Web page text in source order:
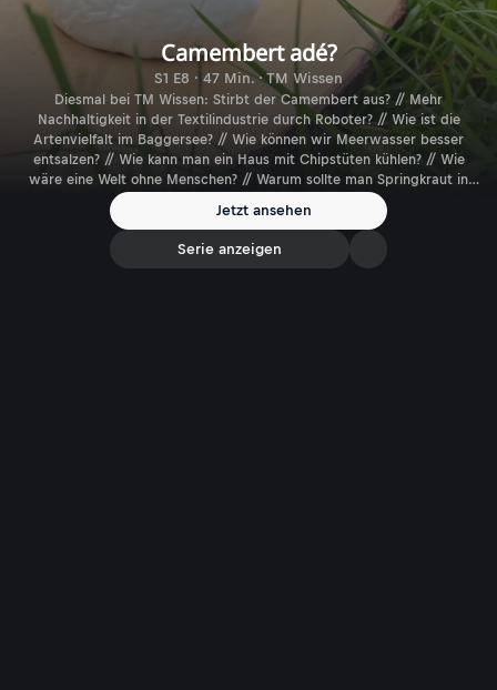
Camembert adé?
S1 E8 · 47 Min. · TM Wissen
Diesmal bei TM Wissen: Stirbt der Camembert aus? // Mehr
Nachhaltigkeit in der Textilindustrie durch Roboter? // Wie ist die
Artenvielfalt im Baggersee? // Wie können wir Meerwasser besser
entsalzen? // Wie kann man ein Haus mit Chipstüten kühlen? // Wie
wäre eine Welt ohne Menschen? // Warum sollte man Springkraut in
Ruhe lassen? // Warum bringt das vierblättrige Kleeblatt Glück?
Jetzt ansehen
Serie anzeigen